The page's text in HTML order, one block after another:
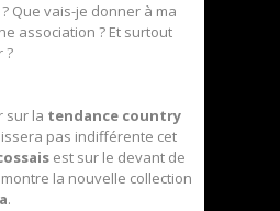
Que vais-je donner à ma
association ? Et surtout
?
sur la tendance country
pas indifférente cet
est sur le devant de
la nouvelle collection
.